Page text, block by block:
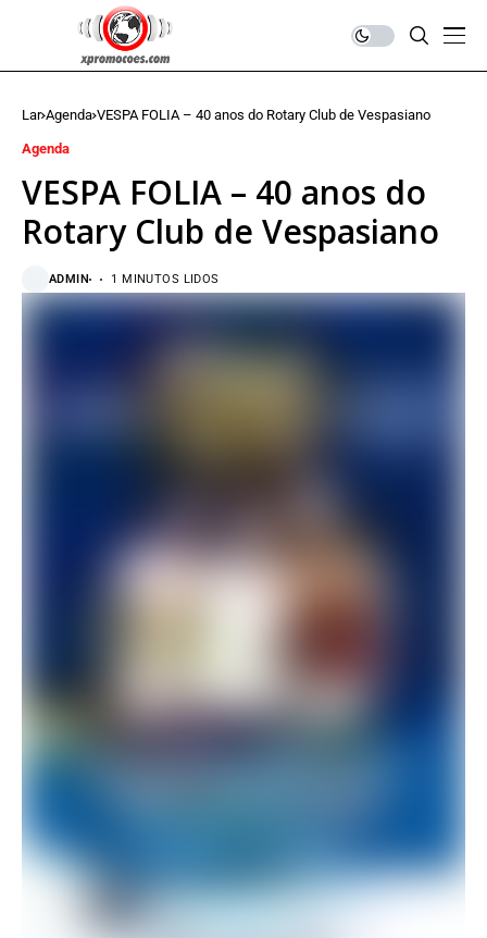
Lar Agenda VESPA FOLIA – 40 anos do Rotary Club de Vespasiano
Agenda
VESPA FOLIA – 40 anos do
Rotary Club de Vespasiano
ADMIN 1 MINUTOS LIDOS